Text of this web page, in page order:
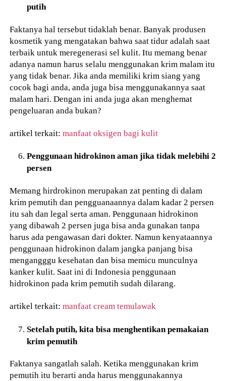
putih
Faktanya hal tersebut tidaklah benar. Banyak produsen
kosmetik yang mengatakan bahwa saat tidur adalah saat
terbaik untuk meregenerasi sel kulit. Itu memang benar
adanya namun harus selalu menggunakan krim malam itu
yang tidak benar. Jika anda memiliki krim siang yang
cocok bagi anda, anda juga bisa menggunakannya saat
malam hari. Dengan ini anda juga akan menghemat
pengeluaran anda bukan?
artikel terkait:manfaat oksigen bagi kulit
Penggunaan hidrokinon aman jika tidak melebihi 2
persen
Memang hirdrokinon merupakan zat penting di dalam
krim pemutih dan pengguanaannya dalam kadar 2 persen
itu sah dan legal serta aman. Penggunaan hidrokinon
yang dibawah 2 persen juga bisa anda gunakan tanpa
harus ada pengawasan dari dokter. Namun kenyataannya
penggunaan hidrokinon dalam jangka panjang bisa
mengangggu kesehatan dan bisa memicu munculnya
kanker kulit. Saat ini di Indonesia penggunaan
hidrokinon pada krim pemutih sudah dilarang.
artikel terkait:manfaat cream temulawak
Setelah putih, kita bisa menghentikan pemakaian
krim pemutih
Faktanya sangatlah salah. Ketika menggunakan krim
pemutih itu berarti anda harus menggunakannya